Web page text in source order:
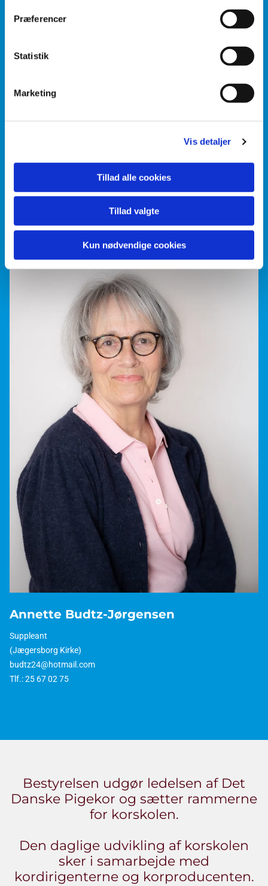
Præferencer
Statistik
Marketing
Vis detaljer
Tillad alle cookies
Tillad valgte
Kun nødvendige cookies
(Jægersborg Kirke)
Annette Budtz-Jørgensen
Suppleant
(Jægersborg Kirke)
budtz24@hotmail.com
Tlf.: 25 67 02 75
Bestyrelsen udgør ledelsen af Det
Danske Pigekor og sætter rammerne
for korskolen.
Den daglige udvikling af korskolen
sker i samarbejde med
kordirigenterne og korproducenten.